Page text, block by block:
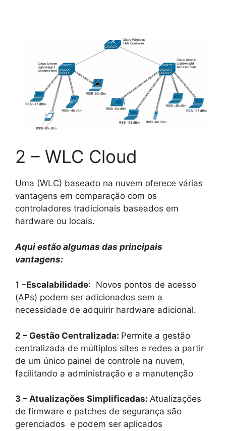
2 – WLC Cloud
Uma (WLC) baseado na nuvem oferece várias
vantagens em comparação com os
controladores tradicionais baseados em
hardware ou locais.
Aqui estão algumas das principais
vantagens:
1 –Escalabilidade: Novos pontos de acesso
(APs) podem ser adicionados sem a
necessidade de adquirir hardware adicional.
2 – Gestão Centralizada: Permite a gestão
centralizada de múltiplos sites e redes a partir
de um único painel de controle na nuvem,
facilitando a administração e a manutenção
3 – Atualizações Simplificadas: Atualizações
de firmware e patches de segurança são
gerenciados e podem ser aplicados